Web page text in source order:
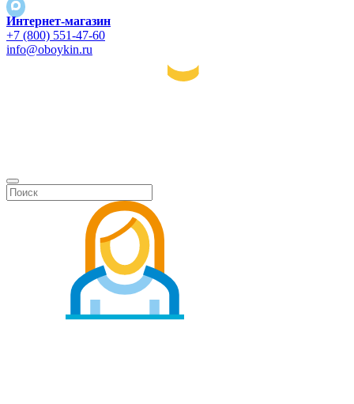
Интернет-магазин
+7 (800) 551-47-60
info@oboykin.ru